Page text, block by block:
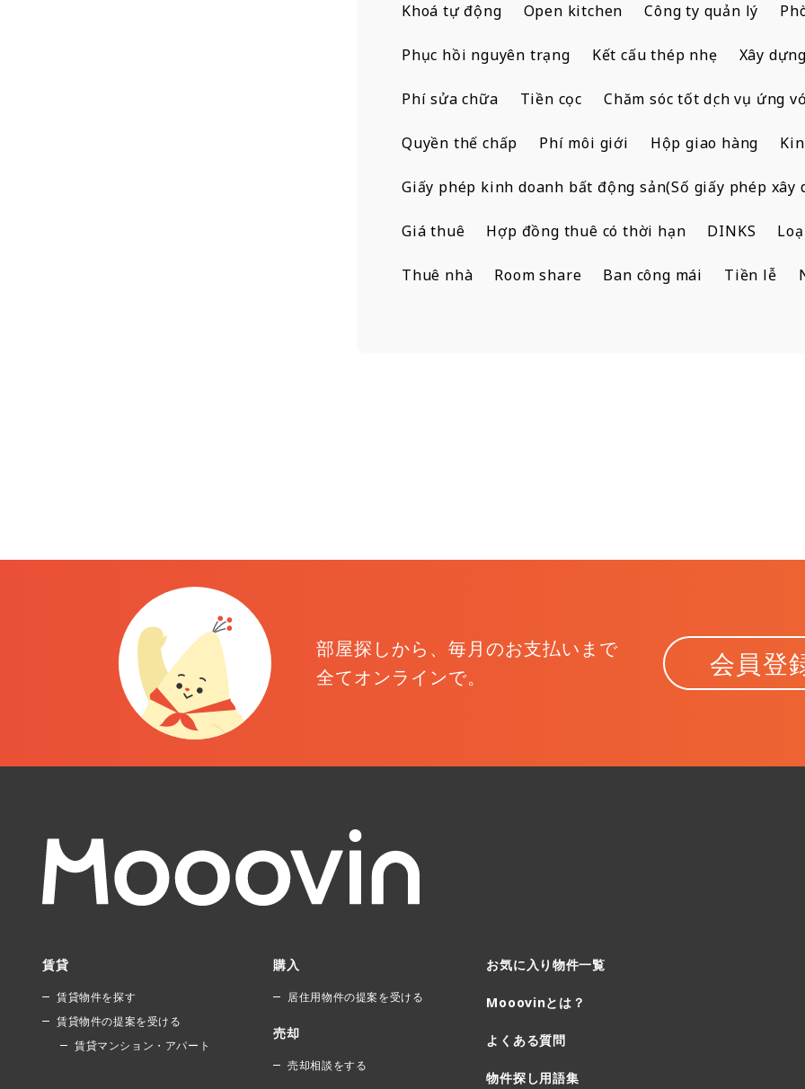
Khoá tự động Open kitchen Công ty quản lý
Phục hồi nguyên trạng Kết cấu thép nhẹ Xây
Phí sửa chữa Tiền cọc Chăm sóc tốt dịch vụ ứng
Quyền thế chấp Phí môi giới Hộp giao hàng
Giấy phép kinh doanh bất động sản(Số giấy phép xây
Giá thuê Hợp đồng thuê có thời hạn DINKS
Thuê nhà Room share Ban công mái Tiền lễ
部屋探しから、毎月のお支払いまで
全てオンラインで。
会員登
賃貸
賃貸物件を探す
賃貸物件の提案を受ける
賃貸マンション・アパート
購入
居住用物件の提案を受ける
売却
売却相談をする
お気に入り物件一覧
Mooovinとは？
よくある質問
物件探し用語集